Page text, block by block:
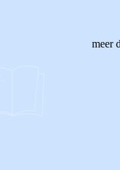
meer